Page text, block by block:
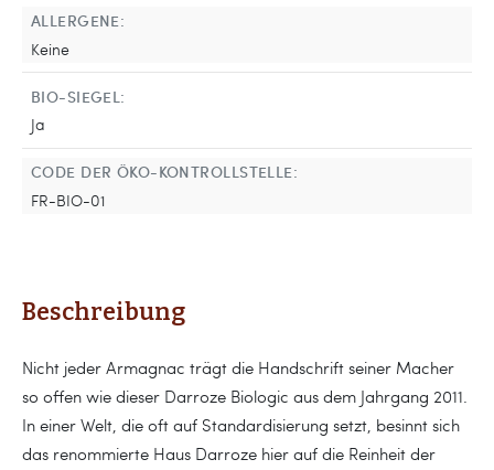
ALLERGENE:
Keine
BIO-SIEGEL:
Ja
CODE DER ÖKO-KONTROLLSTELLE:
FR-BIO-01
Beschreibung
Nicht jeder Armagnac trägt die Handschrift seiner Macher
so offen wie dieser Darroze Biologic aus dem Jahrgang 2011.
In einer Welt, die oft auf Standardisierung setzt, besinnt sich
das renommierte Haus Darroze hier auf die Reinheit der